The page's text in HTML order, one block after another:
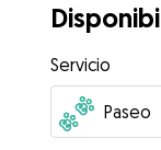
Servicio